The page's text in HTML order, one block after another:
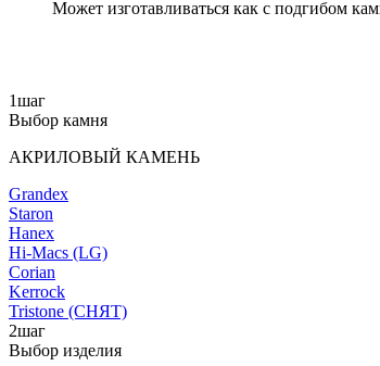
Может изготавливаться как с подгибом
1шаг
Выбор камня
АКРИЛОВЫЙ КАМЕНЬ
Grandex
Staron
Hanex
Hi-Macs (LG)
Corian
Kerrock
Tristone (СНЯТ)
2шаг
Выбор изделия